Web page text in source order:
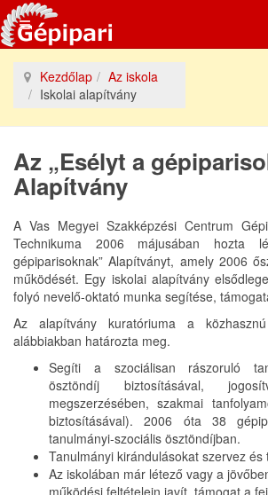
Kezdőlap
Az iskola
Iskolai alapítvány
Az „Esélyt a
Alapítvány
A Vas Megyei Szakképzési Centrum
Technikuma 2006 májusában hozta
gépiparisoknak” Alapítványt, amely 2006
működését. Egy iskolai alapítvány
folyó nevelő-oktató munka segítése,
Az alapítvány kuratóriuma a
alábbiakban határozta meg.
Segíti a szociálisan rászoruló
ösztöndíj biztosításával,
megszerzésében, szakmai
biztosításával). 2006 óta 38
tanulmányi-szociális ösztöndíjban.
Tanulmányi kirándulásokat szervez és
Az iskolában már létező vagy a
működési feltételein javít, támogat a